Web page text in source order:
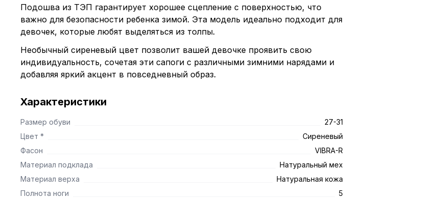
Подошва из ТЭП гарантирует хорошее сцепление с поверхностью, что
важно для безопасности ребенка зимой. Эта модель идеально подходит для
девочек, которые любят выделяться из толпы.
Необычный сиреневый цвет позволит вашей девочке проявить свою
индивидуальность, сочетая эти сапоги с различными зимними нарядами и
добавляя яркий акцент в повседневный образ.
Характеристики
Размер обуви
27-31
Цвет *
Сиреневый
Фасон
VIBRA-R
Материал подклада
Натуральный мех
Материал верха
Натуральная кожа
Полнота ноги
5